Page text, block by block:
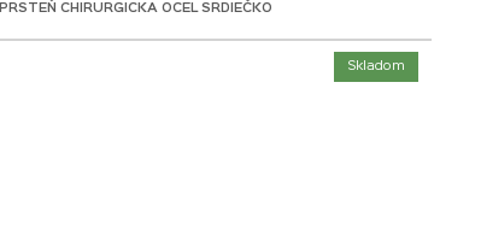
PRSTEŇ CHIRURGICKA OCEL SRDIEČKO
Skladom